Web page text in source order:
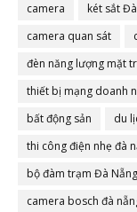
camera
két sắt
camera quan sát
đèn năng lượng mặt
thiết bị mạng doanh
bất động sản
du
thi công điện nhẹ đà
bộ đàm trạm Đà Nẵng
camera bosch đà